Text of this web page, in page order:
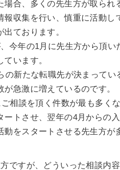
場合、多くの先生方が取ら
報収集を行い、慎重に活動し
ております。
今年の1月に先生方から頂
います。
の新たな転職先が決まって
急激に増えているのです。
相談を頂く件数が最も多くな
ートさせ、翌年の4月からの
をスタートさせる先生方が
ですが、どういった相談内